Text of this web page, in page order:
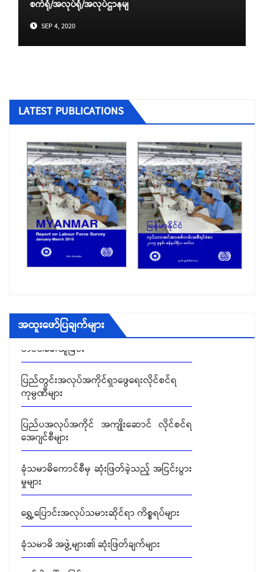
စက်ရုံ/အလုပ်ရုံ/အလုပ်ဌာနမျ
SEP 4, 2020
LATEST PUBLICATIONS
အထူးဖော်ပြချက်များ
ကုမ္ပဏီများ
ပြည်ပအလုပ်အကိုင် အကျိုးဆောင် လိုင်စင်ရ
အေဂျင်စီများ
ခုံသမာဓိကောင်စီမှ ဆုံးဖြတ်ခဲ့သည့် အငြင်းပွား
မှုများ
ရွှေ့ပြောင်းအလုပ်သမားဆိုင်ရာ ကိစ္စရပ်များ
တင်ဒါခေါ်ယူခြင်း
ပြည်တွင်းအလုပ်အကိုင်ရှာဖွေရေးလိုင်စင်ရ
ကုမ္ပဏီများ
ပြည်ပအလုပ်အကိုင် အကျိုးဆောင် လိုင်စင်ရ
အေဂျင်စီများ
ခုံသမာဓိကောင်စီမှ ဆုံးဖြတ်ခဲ့သည့် အငြင်းပွား
မှုများ
ရွှေ့ပြောင်းအလုပ်သမားဆိုင်ရာ ကိစ္စရပ်များ
ခုံသမာဓိ အဖွဲ့များ၏ ဆုံးဖြတ်ချက်များ
တင်ဒါခေါ်ယူခြင်း